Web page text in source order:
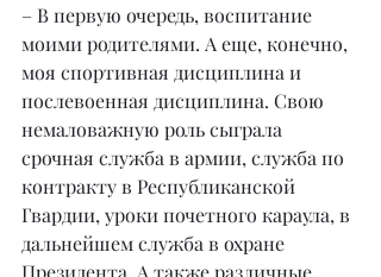
– В первую очередь, воспитание
моими родителями. А еще, конечно,
моя спортивная дисциплина и
послевоенная дисциплина. Свою
немаловажную роль сыграла
срочная служба в армии, служба по
контракту в Республиканской
Гвардии, уроки почетного караула, в
дальнейшем служба в охране
Президента. А также различные